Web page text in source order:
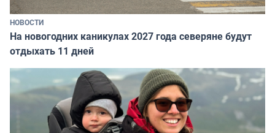
НОВОСТИ
На новогодних каникулах 2027 года северяне будут
отдыхать 11 дней